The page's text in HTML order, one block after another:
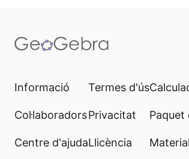
Informació
Col·laboradors
Centre d'ajuda
Termes d'ús
Privacitat
Llicència
Paquet